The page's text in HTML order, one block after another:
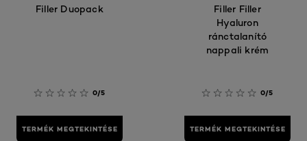
Filler Duopack
0/5
TERMÉK MEGTEKINTÉSE
Filler Filler
Hyaluron
ránctalanító
nappali krém
0/5
TERMÉK MEGTEKINTÉSE